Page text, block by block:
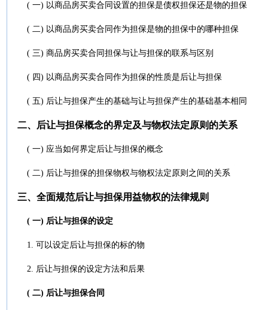
( 一) 以商品房买卖合同设置的担保是债权担保还是物的担保
( 二) 以商品房买卖合同作为担保是物的担保中的哪种担保
( 三) 商品房买卖合同担保与让与担保的联系与区别
( 四) 以商品房买卖合同作为担保的性质是后让与担保
( 五) 后让与担保产生的基础与让与担保产生的基础基本相同
二、后让与担保概念的界定及与物权法定原则的关系
( 一) 应当如何界定后让与担保的概念
( 二) 后让与担保的担保物权与物权法定原则之间的关系
三、全面规范后让与担保用益物权的法律规则
( 一) 后让与担保的设定
1. 可以设定后让与担保的标的物
2. 后让与担保的设定方法和后果
( 二) 后让与担保合同